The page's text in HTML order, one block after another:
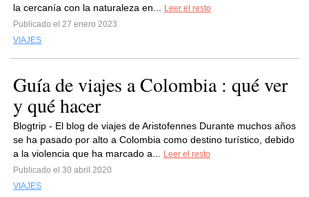
la cercanía con la naturaleza en...
Leer el resto
Publicado el 27 enero 2023
VIAJES
Guía de viajes a Colombia : qué ver
y qué hacer
Blogtrip - El blog de viajes de Aristofennes Durante muchos años
se ha pasado por alto a Colombia como destino turístico, debido
a la violencia que ha marcado a...
Leer el resto
Publicado el 30 abril 2020
VIAJES